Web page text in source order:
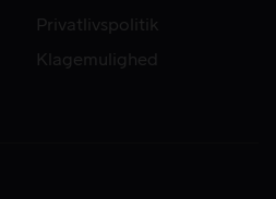
Privatlivspolitik
Klagemulighed